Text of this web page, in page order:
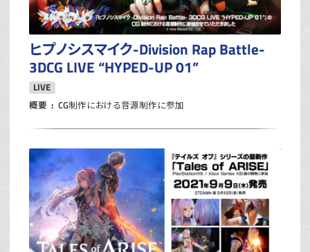
ヒプノシスマイク-Division Rap Battle-
3DCG LIVE “HYPED-UP 01”
LIVE
概要
CG制作における音源制作に参加